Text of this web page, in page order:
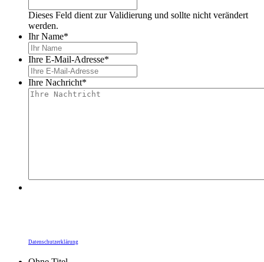
Dieses Feld dient zur Validierung und sollte nicht verändert
werden.
Ihr Name*
Ihre E-Mail-Adresse*
Ihre Nachricht*
Datenschutzerklärung